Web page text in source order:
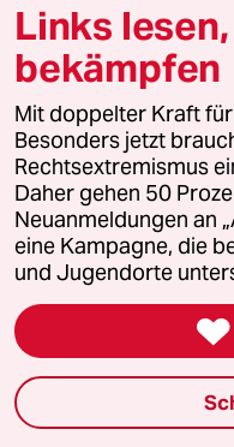
© 2026 taz Verlags und
Alle Rechte vorbehalten. Bei
wenden Sie sich bitte an
Feedback
Leitlinie Informant
Seitenwende
Links
bekämpfen
Mit doppelter Kraft
Besonders jetzt
Rechtsextremismus
Daher gehen 50
Neuanmeldungen an
eine Kampagne, die
und Jugendorte
